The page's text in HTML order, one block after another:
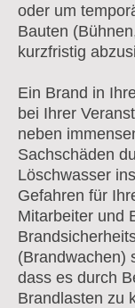
oder um
Bauten
kurzfristig
Ein Brand in
bei Ihrer
neben
Sachschäden
Löschwasser
Gefahren für
Mitarbeiter und
(Brandwachen)
dass es durch
Brandlasten zu